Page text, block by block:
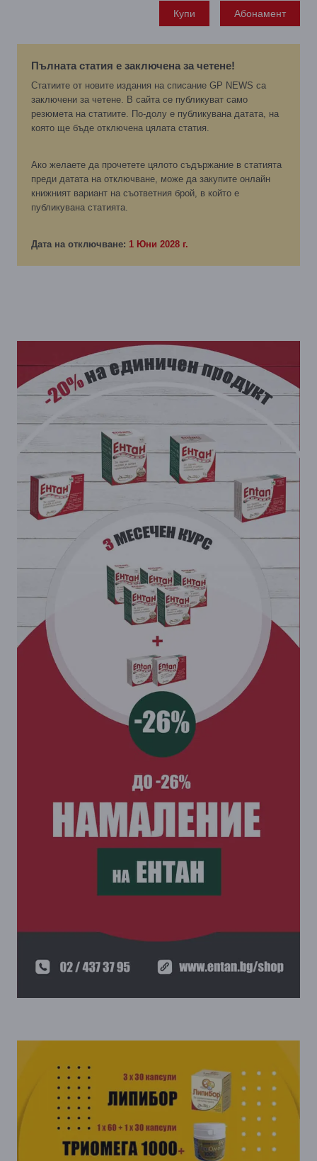
Купи Абонамент
Пълната статия е заключена за четене!
Статиите от новите издания на списание GP NEWS са
заключени за четене. В сайта се публикуват само
резюмета на статиите. По-долу е публикувана датата, на
която ще бъде отключена цялата статия.
Ако желаете да прочетете цялото съдържание в статията
преди датата на отключване, може да закупите онлайн
книжният вариант на съответния брой, в който е
публикувана статията.
Дата на отключване: 1 Юни 2028 г.